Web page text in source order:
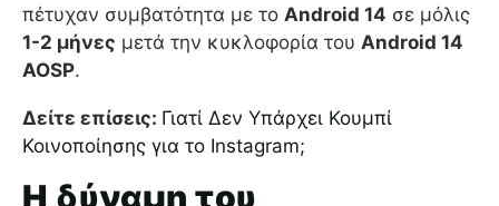
πέτυχαν συμβατότητα με το Android 14 σε μόλις
1-2 μήνες μετά την κυκλοφορία του Android 14
AOSP.
Δείτε επίσεις: Γιατί Δεν Υπάρχει Κουμπί
Κοινοποίησης για το Instagram;
Η δύναμη του